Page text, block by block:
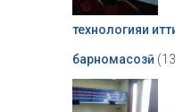
технологияи
барномасозӣ